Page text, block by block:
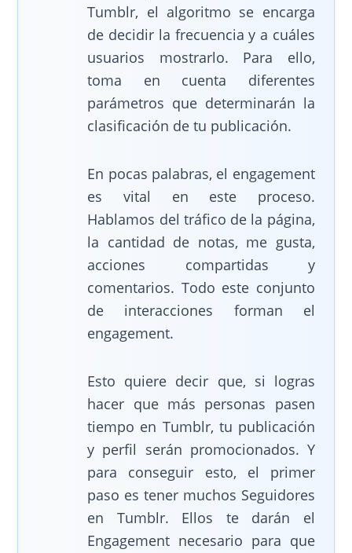
Tumblr, el algoritmo se encarga
de decidir la frecuencia y a cuáles
usuarios mostrarlo. Para ello,
toma en cuenta diferentes
parámetros que determinarán la
clasificación de tu publicación.
En pocas palabras, el engagement
es vital en este proceso.
Hablamos del tráfico de la página,
la cantidad de notas, me gusta,
acciones compartidas y
comentarios. Todo este conjunto
de interacciones forman el
engagement.
Esto quiere decir que, si logras
hacer que más personas pasen
tiempo en Tumblr, tu publicación
y perfil serán promocionados. Y
para conseguir esto, el primer
paso es tener muchos Seguidores
en Tumblr. Ellos te darán el
Engagement necesario para que